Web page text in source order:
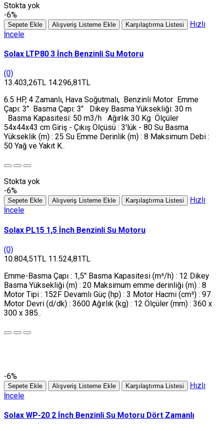
Stokta yok
-6%
Sepete Ekle Alışveriş Listeme Ekle Karşılaştırma Listesi
Hızlı
İncele
Solax LTP80 3 İnch Benzinli Su Motoru
(0)
13.403,26TL 14.296,81TL
6.5 HP, 4 Zamanlı, Hava Soğutmalı, Benzinli Motor Emme
Çapı: 3’’ Basma Çapı: 3’’ Dikey Basma Yüksekliği: 30 m
Basma Kapasitesi: 50 m3/h Ağırlık 30 Kg Ölçüler
54x44x43 cm Giriş - Çıkış Ölçüsü : 3'lük - 80 Su Basma
Yükseklik (m) : 25 Su Emme Derinlik (m) : 8 Maksimum Debi :
50 Yağ ve Yakıt K..
Stokta yok
-6%
Sepete Ekle Alışveriş Listeme Ekle Karşılaştırma Listesi
Hızlı
İncele
Solax PL15 1,5 İnch Benzinli Su Motoru
(0)
10.804,51TL 11.524,81TL
Emme-Basma Çapı : 1,5" Basma Kapasitesi (m³/h) : 12 Dikey
Basma Yüksekliği (m) : 20 Maksimum emme derinliği (m) : 8
Motor Tipi : 152F Devamlı Güç (hp) : 3 Motor Hacmi (cm³) : 97
Motor Devri (d/dk) : 3600 Ağırlık (kg) : 12 Ölçüler (mm) : 360 x
300 x 385..
-6%
Sepete Ekle Alışveriş Listeme Ekle Karşılaştırma Listesi
Hızlı
İncele
Solax WP-20 2 İnch Benzinli Su Motoru Dört Zamanlı